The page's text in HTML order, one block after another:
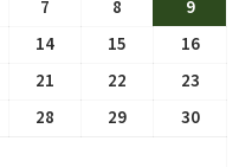
7 8
9
14 15
16
21 22
23
28 29
30